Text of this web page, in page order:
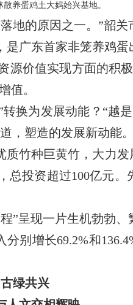
养蛋鸡土大妈始兴基地。
的原因之一。”韶关
广东首家非笼养鸡蛋
价值实现方面的积
值。
为发展动能？“越
，塑造的发展新动能
种巨黄竹，大力发
投资超过100亿元
呈现一片生机勃勃、
别增长69.2%和
共兴